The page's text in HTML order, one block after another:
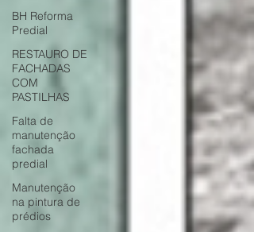
BH Reforma
Predial
RESTAURO DE
FACHADAS
COM
PASTILHAS
Falta de
manutenção
fachada
predial
Manutenção
na pintura de
prédios